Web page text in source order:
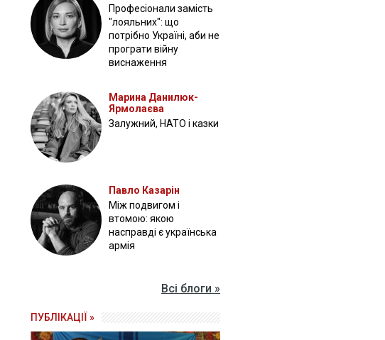
Професіонали замість
"лояльних": що
потрібно Україні, аби не
програти війну
виснаження
Марина Данилюк-
Ярмолаєва
Залужний, НАТО і казки
Павло Казарін
Між подвигом і
втомою: якою
насправді є українська
армія
Всі блоги »
ПУБЛІКАЦІЇ »